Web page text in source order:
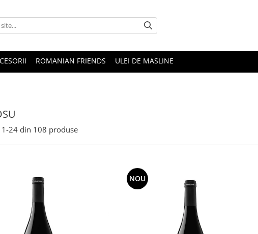
ROMANIAN FRIENDS ULEI DE MASLINE
1-24 din 108 produse
NOU